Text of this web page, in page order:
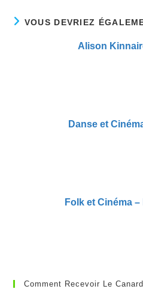
VOUS DEVRIEZ
Alison
Danse et
Folk et Cinéma
Comment Recevoir Le